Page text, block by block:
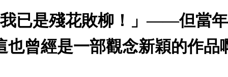
已是殘花敗柳！」——但當
也曾經是一部觀念新穎的作品